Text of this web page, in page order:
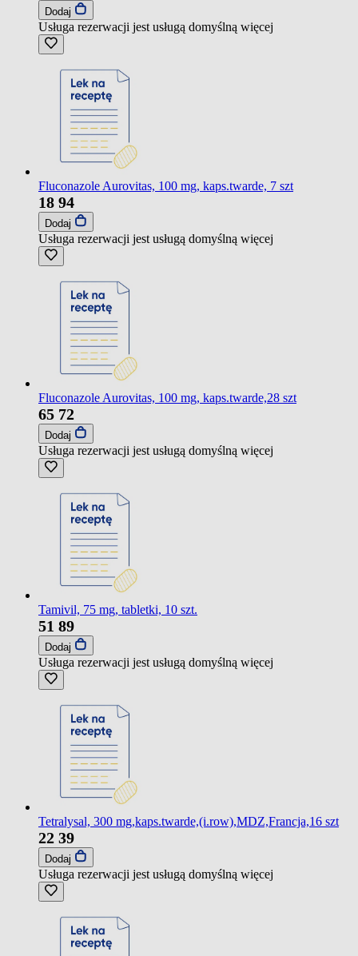
Dodaj
Usługa rezerwacji jest usługą domyślną więcej
Fluconazole Aurovitas, 100 mg, kaps.twarde, 7 szt
18 94
Dodaj
Usługa rezerwacji jest usługą domyślną więcej
Fluconazole Aurovitas, 100 mg, kaps.twarde,28 szt
65 72
Dodaj
Usługa rezerwacji jest usługą domyślną więcej
Tamivil, 75 mg, tabletki, 10 szt.
51 89
Dodaj
Usługa rezerwacji jest usługą domyślną więcej
Tetralysal, 300 mg,kaps.twarde,(i.row),MDZ,Francja,16 szt
22 39
Dodaj
Usługa rezerwacji jest usługą domyślną więcej